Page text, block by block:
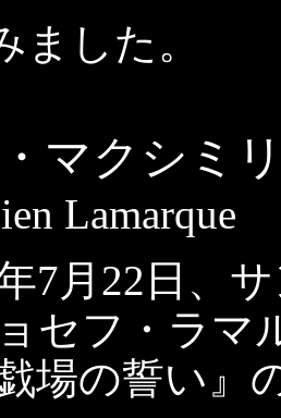
ました。
マクシミ
Lamarque
7月22日、
セフ・ラマ
場の誓い』